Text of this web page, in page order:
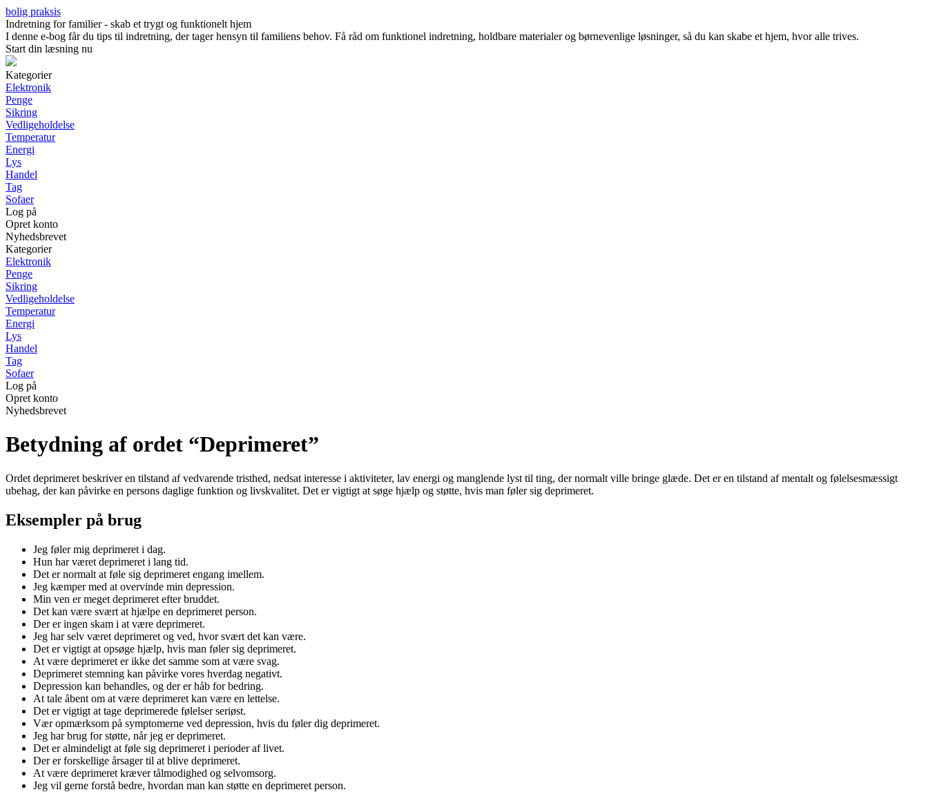
bolig praksis
Indretning for familier - skab et trygt og funktionelt hjem
I denne e-bog får du tips til indretning, der tager hensyn til familiens behov. Få råd om funktionel indretning, holdbare materialer og børnevenlige løsninger, så du kan skabe et hjem, hvor alle trives.
Start din læsning nu
Kategorier
Elektronik
Penge
Sikring
Vedligeholdelse
Temperatur
Energi
Lys
Handel
Tag
Sofaer
Log på
Opret konto
Nyhedsbrevet
Kategorier
Elektronik
Penge
Sikring
Vedligeholdelse
Temperatur
Energi
Lys
Handel
Tag
Sofaer
Log på
Opret konto
Nyhedsbrevet
Betydning af ordet “Deprimeret”
Ordet deprimeret beskriver en tilstand af vedvarende tristhed, nedsat interesse i aktiviteter, lav energi og manglende lyst til ting, der normalt ville bringe glæde. Det er en tilstand af mentalt og følelsesmæssigt
ubehag, der kan påvirke en persons daglige funktion og livskvalitet. Det er vigtigt at søge hjælp og støtte, hvis man føler sig deprimeret.
Eksempler på brug
Jeg føler mig deprimeret i dag.
Hun har været deprimeret i lang tid.
Det er normalt at føle sig deprimeret engang imellem.
Jeg kæmper med at overvinde min depression.
Min ven er meget deprimeret efter bruddet.
Det kan være svært at hjælpe en deprimeret person.
Der er ingen skam i at være deprimeret.
Jeg har selv været deprimeret og ved, hvor svært det kan være.
Det er vigtigt at opsøge hjælp, hvis man føler sig deprimeret.
At være deprimeret er ikke det samme som at være svag.
Deprimeret stemning kan påvirke vores hverdag negativt.
Depression kan behandles, og der er håb for bedring.
At tale åbent om at være deprimeret kan være en lettelse.
Det er vigtigt at tage deprimerede følelser seriøst.
Vær opmærksom på symptomerne ved depression, hvis du føler dig deprimeret.
Jeg har brug for støtte, når jeg er deprimeret.
Det er almindeligt at føle sig deprimeret i perioder af livet.
Der er forskellige årsager til at blive deprimeret.
At være deprimeret kræver tålmodighed og selvomsorg.
Jeg vil gerne forstå bedre, hvordan man kan støtte en deprimeret person.